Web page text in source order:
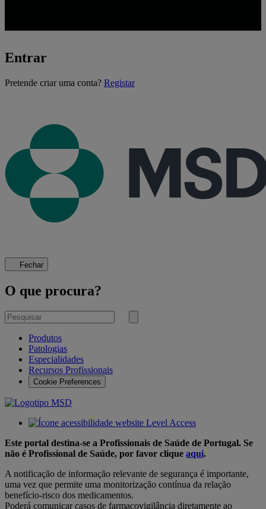
Entrar
A
Pretende criar uma conta? Registar
Fechar
O que procura?
Pesquisar
por
Submeter
Produtos
Patologias
Especialidades
Recursos Profissionais
Cookie Preferences
Este portal destina-se a Profissionais de Saúde de Portugal. Se
não é Profissional de Saúde, por favor clique aqui.
A notificação de informação relevante de segurança é importante,
uma vez que permite uma monitorização contínua da relação
benefício-risco dos medicamentos.
Poderá comunicar casos de farmacovigilância diretamente ao